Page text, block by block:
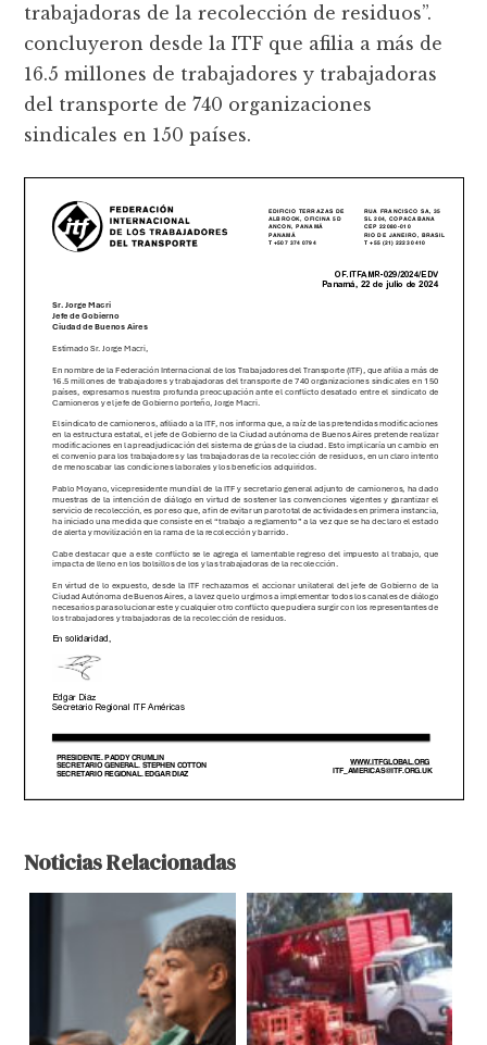
trabajadoras de la recolección de residuos”.
concluyeron desde la ITF que afilia a más de
16.5 millones de trabajadores y trabajadoras
del transporte de 740 organizaciones
sindicales en 150 países.
Noticias Relacionadas